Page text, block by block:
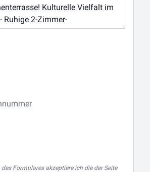
Formulares akzeptiere ich die der Seite